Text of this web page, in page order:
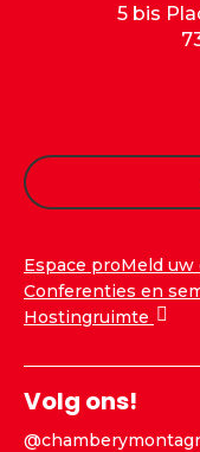
5 bis
Espace proMeld uw
Conferenties en
Hostingruimte
Volg ons!